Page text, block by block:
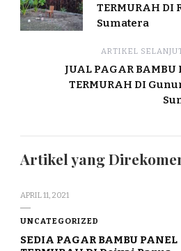
TERMURAH DI
Sumatera
ARTIKEL
JUAL PAGAR BAMBU
TERMURAH DI
Artikel yang
APRIL 11, 2021
UNCATEGORIZED
SEDIA PAGAR BAMBU PANEL